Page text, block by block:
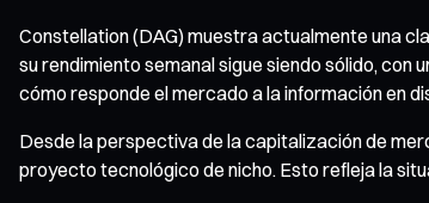
Constellation (DAG) muestra actualmente una
su rendimiento semanal sigue siendo sólido,
cómo responde el mercado a la información en
Desde la perspectiva de la capitalización de
proyecto tecnológico de nicho. Esto refleja la